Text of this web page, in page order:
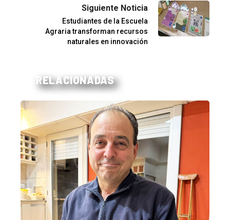
Siguiente Noticia
Estudiantes de la Escuela
Agraria transforman recursos
naturales en innovación
RELACIONADAS